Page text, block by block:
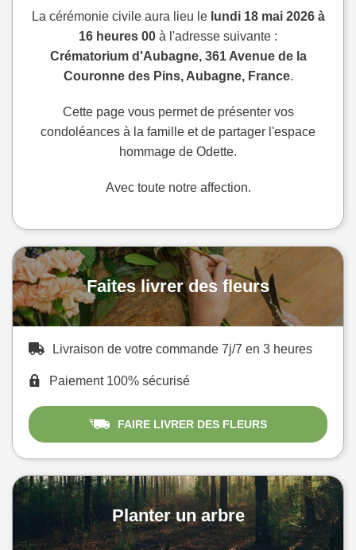
La cérémonie civile aura lieu le lundi 18 mai 2026 à
16 heures 00 à l'adresse suivante :
Crématorium d'Aubagne, 361 Avenue de la
Couronne des Pins, Aubagne, France.
Cette page vous permet de présenter vos
condoléances à la famille et de partager l'espace
hommage de Odette.
Avec toute notre affection.
Faites livrer des fleurs
Livraison de votre commande 7j/7 en 3 heures
Paiement 100% sécurisé
FAIRE LIVRER DES FLEURS
Planter un arbre